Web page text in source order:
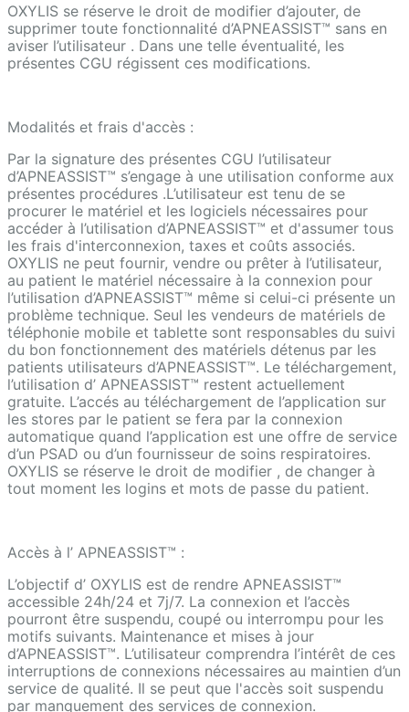
OXYLIS se réserve le droit de modifier d’ajouter, de
supprimer toute fonctionnalité d’APNEASSIST™ sans en
aviser l’utilisateur . Dans une telle éventualité, les
présentes CGU régissent ces modifications.
Modalités et frais d'accès :
Par la signature des présentes CGU l’utilisateur
d’APNEASSIST™ s’engage à une utilisation conforme aux
présentes procédures .L’utilisateur est tenu de se
procurer le matériel et les logiciels nécessaires pour
accéder à l’utilisation d’APNEASSIST™ et d'assumer tous
les frais d'interconnexion, taxes et coûts associés.
OXYLIS ne peut fournir, vendre ou prêter à l’utilisateur,
au patient le matériel nécessaire à la connexion pour
l’utilisation d’APNEASSIST™ même si celui-ci présente un
problème technique. Seul les vendeurs de matériels de
téléphonie mobile et tablette sont responsables du suivi
du bon fonctionnement des matériels détenus par les
patients utilisateurs d’APNEASSIST™. Le téléchargement,
l’utilisation d’ APNEASSIST™ restent actuellement
gratuite. L’accés au téléchargement de l’application sur
les stores par le patient se fera par la connexion
automatique quand l’application est une offre de service
d’un PSAD ou d’un fournisseur de soins respiratoires.
OXYLIS se réserve le droit de modifier , de changer à
tout moment les logins et mots de passe du patient.
Accès à l’ APNEASSIST™ :
L’objectif d’ OXYLIS est de rendre APNEASSIST™
accessible 24h/24 et 7j/7. La connexion et l’accès
pourront être suspendu, coupé ou interrompu pour les
motifs suivants. Maintenance et mises à jour
d’APNEASSIST™. L’utilisateur comprendra l’intérêt de ces
interruptions de connexions nécessaires au maintien d’un
service de qualité. Il se peut que l'accès soit suspendu
par manquement des services de connexion.